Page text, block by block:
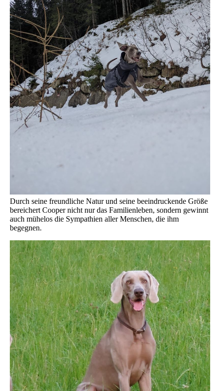
Durch seine freundliche Natur und seine beeindruckende Größe
bereichert Cooper nicht nur das Familienleben, sondern gewinnt
auch mühelos die Sympathien aller Menschen, die ihm
begegnen.